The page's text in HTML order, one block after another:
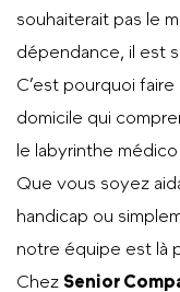
souhaiterait pas le
dépendance, il est
C’est pourquoi
domicile qui
le labyrinthe
Que vous soyez
handicap ou
notre équipe est là
Chez Senior